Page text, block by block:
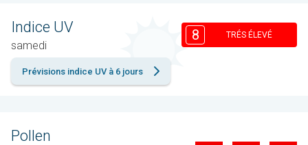
Indice UV
samedi
8 TRÉS ÉLEVÉ
Prévisions indice UV à 6 jours
Pollen